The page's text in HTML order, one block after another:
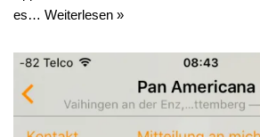
es… Weiterlesen »